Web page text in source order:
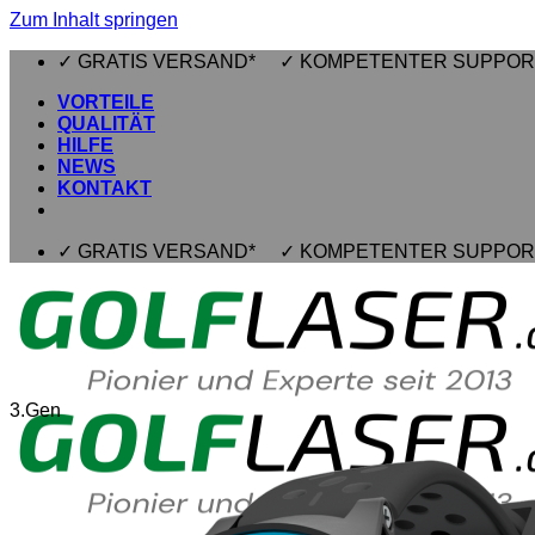
Zum Inhalt springen
✓ GRATIS VERSAND* ✓ KOMPETENTER
VORTEILE
QUALITÄT
HILFE
NEWS
KONTAKT
✓ GRATIS VERSAND* ✓ KOMPETENTER
3.Gen